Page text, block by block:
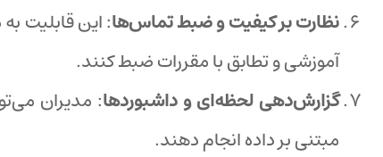
نظارت بر کیفیت و ضبط تماس‌ها: این قابلیت
آموزشی و تطابق با مقررات ضبط کنند.
گزارش‌دهی لحظه‌ای و داشبوردها: مدیران
مبتنی بر داده انجام دهند.